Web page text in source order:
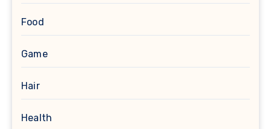
Food
Game
Hair
Health